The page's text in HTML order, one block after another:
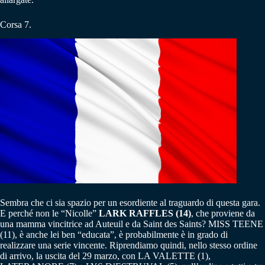
Corsa 7.
Sembra che ci sia spazio per un esordiente al traguardo di questa gara.
E perché non le “Nicolle” LARK RAFFLES (14), che proviene da
una mamma vincitrice ad Auteuil e da Saint des Saints? MISS TEENE
(11), è anche lei ben “educata”, è probabilmente è in grado di
realizzare una serie vincente. Riprendiamo quindi, nello stesso ordine
di arrivo, la uscita del 29 marzo, con LA VALETTE (1),